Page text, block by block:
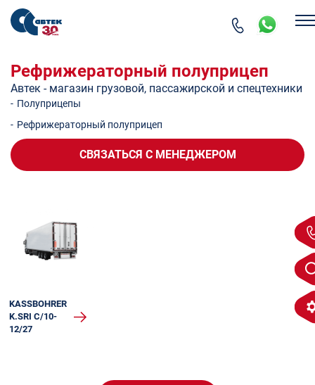
Рефрижераторный полуприцеп
Автек - магазин грузовой, пассажирской и спецтехники
- Полуприцепы
- Рефрижераторный полуприцеп
СВЯЗАТЬСЯ С МЕНЕДЖЕРОМ
KASSBOHRER
K.SRI C/10-
12/27